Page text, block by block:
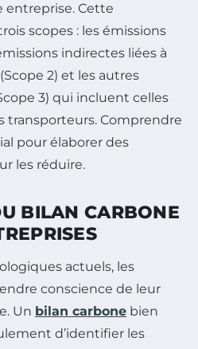
Cette
scopes : les émissions
indirectes liées à
2) et les autres
3) qui incluent celles
transporteurs. Comprendre
pour élaborer des
les réduire.
BILAN CARBONE
actuels, les
conscience de leur
Un bilan carbone bien
d’identifier les